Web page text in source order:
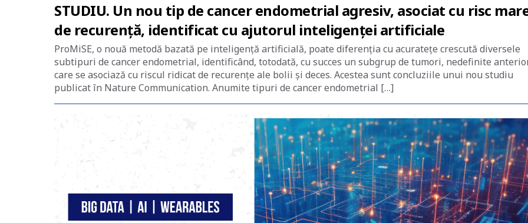
STUDIU. Un nou tip de cancer endometrial agresiv, asociat cu risc
de recurență, identificat cu ajutorul inteligenței artificiale
ProMiSE, o nouă metodă bazată pe inteligenţă artificială, poate diferenţia cu acurateţe crescută diversele
subtipuri de cancer endometrial, identificând, totodată, cu succes un subgrup de tumori, nedefinite
care se asociază cu riscul ridicat de recurenţe ale bolii şi deces. Acestea sunt concluziile unui nou studiu
publicat în Nature Communication. Anumite tipuri de cancer endometrial […]